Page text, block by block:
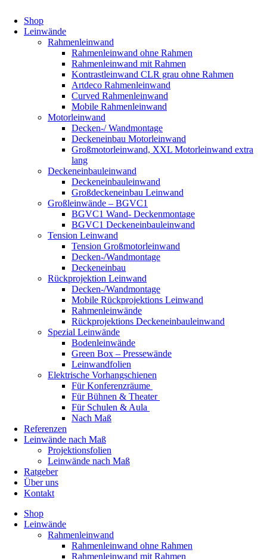
Shop
Leinwände
Rahmenleinwand
Rahmenleinwand ohne Rahmen
Rahmenleinwand mit Rahmen
Kontrastleinwand CLR grau ohne Rahmen
Artdeco Rahmenleinwand
Curved Rahmenleinwand
Mobile Rahmenleinwand
Motorleinwand
Decken-/ Wandmontage
Deckeneinbau Motorleinwand
Großmotorleinwand, XXL Motorleinwand extra
lang
Deckeneinbauleinwand
Deckeneinbauleinwand
Großdeckeneinbau Leinwand
Großleinwände – BGVC1
BGVC1 Wand- Deckenmontage
BGVC1 Deckeneinbauleinwand
Tension Leinwand
Tension Großmotorleinwand
Decken-/Wandmontage
Deckeneinbau
Rückprojektion Leinwand
Decken-/Wandmontage
Mobile Rückprojektions Leinwand
Rahmenleinwände
Rückprojektions Deckeneinbauleinwand
Spezial Leinwände
Bodenleinwände
Green Box – Pressewände
Leinwandfolien
Elektrische Vorhangschienen
Für Konferenzräume
Für Bühnen & Theater
Für Schulen & Aula
Nach Maß
Referenzen
Leinwände nach Maß
Projektionsfolien
Leinwände nach Maß
Ratgeber
Über uns
Kontakt
Shop
Leinwände
Rahmenleinwand
Rahmenleinwand ohne Rahmen
Rahmenleinwand mit Rahmen